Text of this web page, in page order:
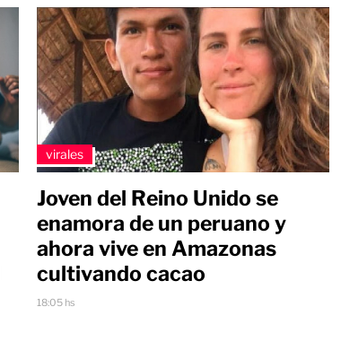
virales
Joven del Reino Unido se
enamora de un peruano y
ahora vive en Amazonas
cultivando cacao
18:05 hs